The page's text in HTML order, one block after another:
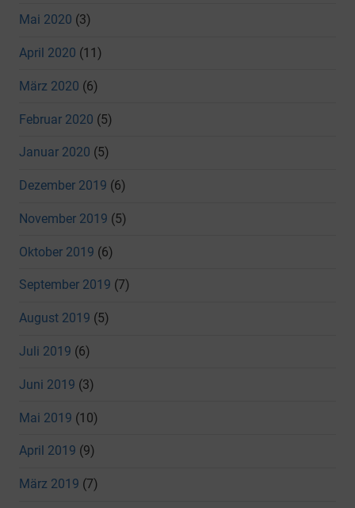
Mai 2020 (3)
April 2020 (11)
März 2020 (6)
Februar 2020 (5)
Januar 2020 (5)
Dezember 2019 (6)
November 2019 (5)
Oktober 2019 (6)
September 2019 (7)
August 2019 (5)
Juli 2019 (6)
Juni 2019 (3)
Mai 2019 (10)
April 2019 (9)
März 2019 (7)